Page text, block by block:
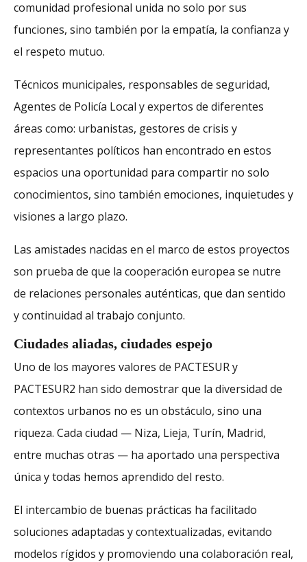
comunidad profesional unida no solo por sus
funciones, sino también por la empatía, la confianza y
el respeto mutuo.
Técnicos municipales, responsables de seguridad,
Agentes de Policía Local y expertos de diferentes
áreas como: urbanistas, gestores de crisis y
representantes políticos han encontrado en estos
espacios una oportunidad para compartir no solo
conocimientos, sino también emociones, inquietudes y
visiones a largo plazo.
Las amistades nacidas en el marco de estos proyectos
son prueba de que la cooperación europea se nutre
de relaciones personales auténticas, que dan sentido
y continuidad al trabajo conjunto.
Ciudades aliadas, ciudades espejo
Uno de los mayores valores de PACTESUR y
PACTESUR2 han sido demostrar que la diversidad de
contextos urbanos no es un obstáculo, sino una
riqueza. Cada ciudad — Niza, Lieja, Turín, Madrid,
entre muchas otras — ha aportado una perspectiva
única y todas hemos aprendido del resto.
El intercambio de buenas prácticas ha facilitado
soluciones adaptadas y contextualizadas, evitando
modelos rígidos y promoviendo una colaboración real,